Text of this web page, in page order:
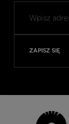
ZAPISZ SIĘ